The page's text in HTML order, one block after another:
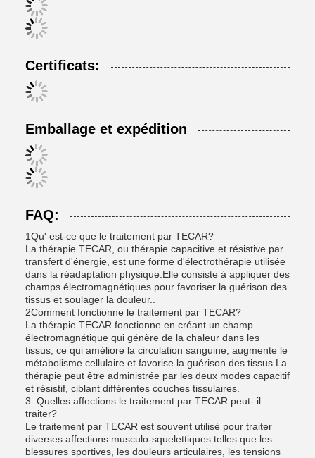
Certificats:
Emballage et expédition
FAQ:
1Qu' est-ce que le traitement par TECAR?
La thérapie TECAR, ou thérapie capacitive et résistive par
transfert d'énergie, est une forme d'électrothérapie utilisée
dans la réadaptation physique.Elle consiste à appliquer des
champs électromagnétiques pour favoriser la guérison des
tissus et soulager la douleur..
2Comment fonctionne le traitement par TECAR?
La thérapie TECAR fonctionne en créant un champ
électromagnétique qui génère de la chaleur dans les
tissus, ce qui améliore la circulation sanguine, augmente le
métabolisme cellulaire et favorise la guérison des tissus.La
thérapie peut être administrée par les deux modes capacitif
et résistif, ciblant différentes couches tissulaires.
3. Quelles affections le traitement par TECAR peut- il
traiter?
Le traitement par TECAR est souvent utilisé pour traiter
diverses affections musculo-squelettiques telles que les
blessures sportives, les douleurs articulaires, les tensions